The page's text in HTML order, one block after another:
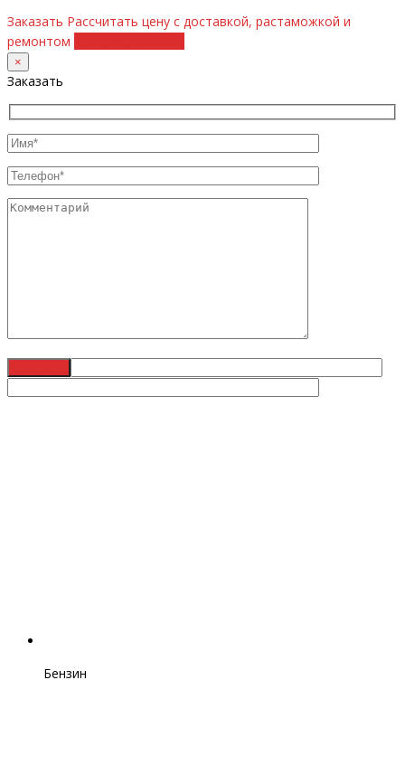
Заказать Рассчитать цену с доставкой, растаможкой и
ремонтом
×
Заказать
Бензин